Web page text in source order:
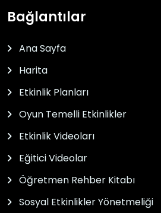
Bağlantılar
Ana Sayfa
Harita
Etkinlik Planları
Oyun Temelli Etkinlikler
Etkinlik Videoları
Eğitici Videolar
Öğretmen Rehber Kitabı
Sosyal Etkinlikler Yönetmeliği